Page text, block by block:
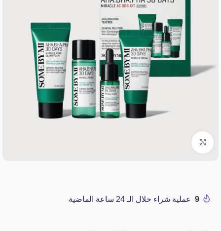
Click to enlarge
9 عملية شراء خلال الـ 24 ساعة الماضية